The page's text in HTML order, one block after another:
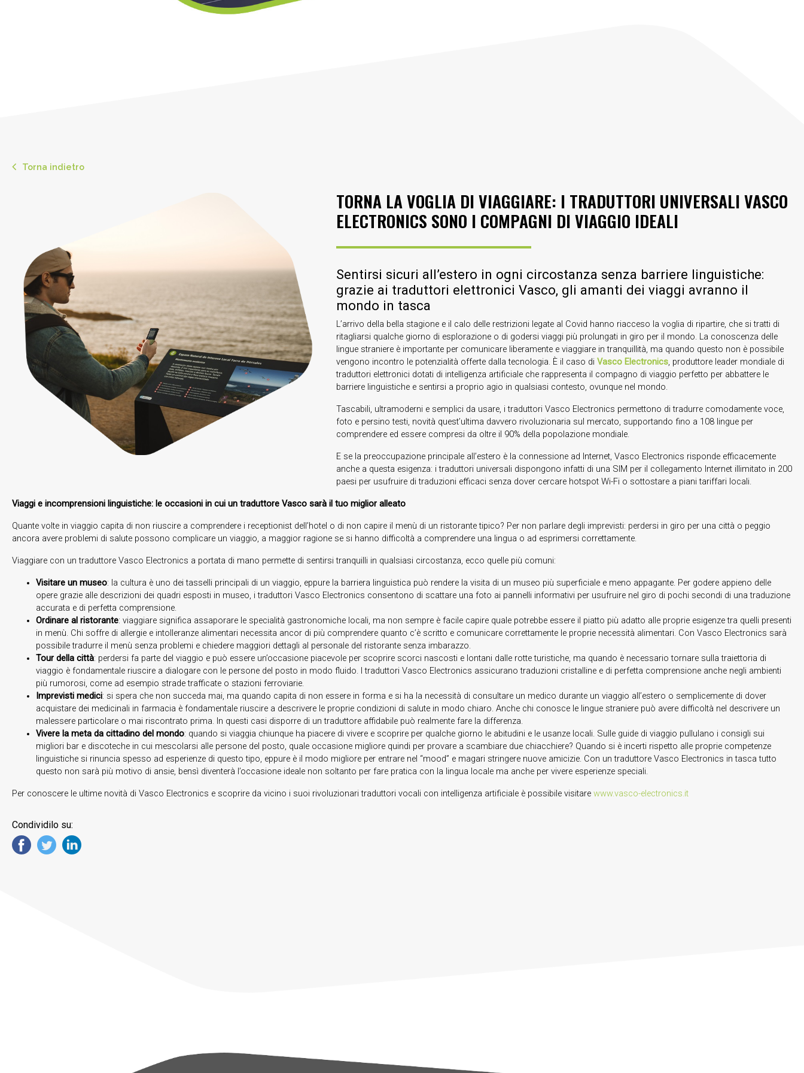
Torna indietro
TORNA LA VOGLIA DI VIAGGIARE: I TRADUTTORI UNIVERSALI VASCO
ELECTRONICS SONO I COMPAGNI DI VIAGGIO IDEALI
Sentirsi sicuri all’estero in ogni circostanza senza barriere linguistiche:
grazie ai traduttori elettronici Vasco, gli amanti dei viaggi avranno il
mondo in tasca
L’arrivo della bella stagione e il calo delle restrizioni legate al Covid hanno riacceso la voglia di ripartire, che si tratti di
ritagliarsi qualche giorno di esplorazione o di godersi viaggi più prolungati in giro per il mondo. La conoscenza delle
lingue straniere è importante per comunicare liberamente e viaggiare in tranquillità, ma quando questo non è possibile
vengono incontro le potenzialità offerte dalla tecnologia. È il caso di Vasco Electronics, produttore leader mondiale di
traduttori elettronici dotati di intelligenza artificiale che rappresenta il compagno di viaggio perfetto per abbattere le
barriere linguistiche e sentirsi a proprio agio in qualsiasi contesto, ovunque nel mondo.
Tascabili, ultramoderni e semplici da usare, i traduttori Vasco Electronics permettono di tradurre comodamente voce,
foto e persino testi, novità quest’ultima davvero rivoluzionaria sul mercato, supportando fino a 108 lingue per
comprendere ed essere compresi da oltre il 90% della popolazione mondiale.
E se la preoccupazione principale all’estero è la connessione ad Internet, Vasco Electronics risponde efficacemente
anche a questa esigenza: i traduttori universali dispongono infatti di una SIM per il collegamento Internet illimitato in 200
paesi per usufruire di traduzioni efficaci senza dover cercare hotspot Wi-Fi o sottostare a piani tariffari locali.
Viaggi e incomprensioni linguistiche: le occasioni in cui un traduttore Vasco sarà il tuo miglior alleato
Quante volte in viaggio capita di non riuscire a comprendere i receptionist dell’hotel o di non capire il menù di un ristorante tipico? Per non parlare degli imprevisti: perdersi in giro per una città o peggio
ancora avere problemi di salute possono complicare un viaggio, a maggior ragione se si hanno difficoltà a comprendere una lingua o ad esprimersi correttamente.
Viaggiare con un traduttore Vasco Electronics a portata di mano permette di sentirsi tranquilli in qualsiasi circostanza, ecco quelle più comuni:
Visitare un museo: la cultura è uno dei tasselli principali di un viaggio, eppure la barriera linguistica può rendere la visita di un museo più superficiale e meno appagante. Per godere appieno delle
opere grazie alle descrizioni dei quadri esposti in museo, i traduttori Vasco Electronics consentono di scattare una foto ai pannelli informativi per usufruire nel giro di pochi secondi di una traduzione
accurata e di perfetta comprensione.
Ordinare al ristorante: viaggiare significa assaporare le specialità gastronomiche locali, ma non sempre è facile capire quale potrebbe essere il piatto più adatto alle proprie esigenze tra quelli presenti
in menù. Chi soffre di allergie e intolleranze alimentari necessita ancor di più comprendere quanto c’è scritto e comunicare correttamente le proprie necessità alimentari. Con Vasco Electronics sarà
possibile tradurre il menù senza problemi e chiedere maggiori dettagli al personale del ristorante senza imbarazzo.
Tour della città: perdersi fa parte del viaggio e può essere un’occasione piacevole per scoprire scorci nascosti e lontani dalle rotte turistiche, ma quando è necessario tornare sulla traiettoria di
viaggio è fondamentale riuscire a dialogare con le persone del posto in modo fluido. I traduttori Vasco Electronics assicurano traduzioni cristalline e di perfetta comprensione anche negli ambienti
più rumorosi, come ad esempio strade trafficate o stazioni ferroviarie.
Imprevisti medici: si spera che non succeda mai, ma quando capita di non essere in forma e si ha la necessità di consultare un medico durante un viaggio all’estero o semplicemente di dover
acquistare dei medicinali in farmacia è fondamentale riuscire a descrivere le proprie condizioni di salute in modo chiaro. Anche chi conosce le lingue straniere può avere difficoltà nel descrivere un
malessere particolare o mai riscontrato prima. In questi casi disporre di un traduttore affidabile può realmente fare la differenza.
Vivere la meta da cittadino del mondo: quando si viaggia chiunque ha piacere di vivere e scoprire per qualche giorno le abitudini e le usanze locali. Sulle guide di viaggio pullulano i consigli sui
migliori bar e discoteche in cui mescolarsi alle persone del posto, quale occasione migliore quindi per provare a scambiare due chiacchiere? Quando si è incerti rispetto alle proprie competenze
linguistiche si rinuncia spesso ad esperienze di questo tipo, eppure è il modo migliore per entrare nel “mood” e magari stringere nuove amicizie. Con un traduttore Vasco Electronics in tasca tutto
questo non sarà più motivo di ansie, bensì diventerà l’occasione ideale non soltanto per fare pratica con la lingua locale ma anche per vivere esperienze speciali.
Per conoscere le ultime novità di Vasco Electronics e scoprire da vicino i suoi rivoluzionari traduttori vocali con intelligenza artificiale è possibile visitare www.vasco-electronics.it
Condividilo su: